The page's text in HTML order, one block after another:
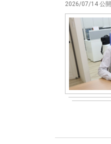
2026/07/14 公開